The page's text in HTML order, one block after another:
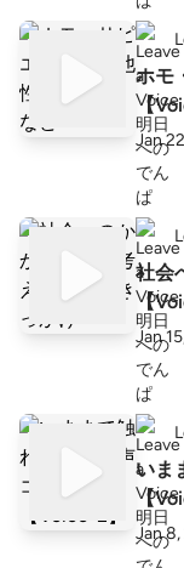
ホモ
【
Jan
社会
【
Jan
いま
【
Jan